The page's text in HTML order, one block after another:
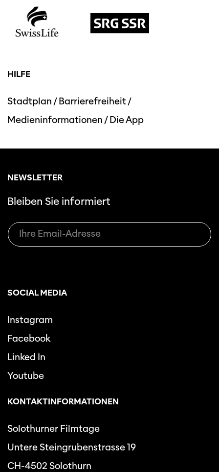
HILFE
Stadtplan /Barrierefreiheit/
Medieninformationen /Die App
NEWSLETTER
Bleiben Sie informiert
SOCIAL MEDIA
Instagram
Facebook
Linked In
Youtube
KONTAKTINFORMATIONEN
Solothurner Filmtage
Untere Steingrubenstrasse 19
CH-4502 Solothurn